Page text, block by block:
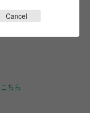
こちら
Cancel